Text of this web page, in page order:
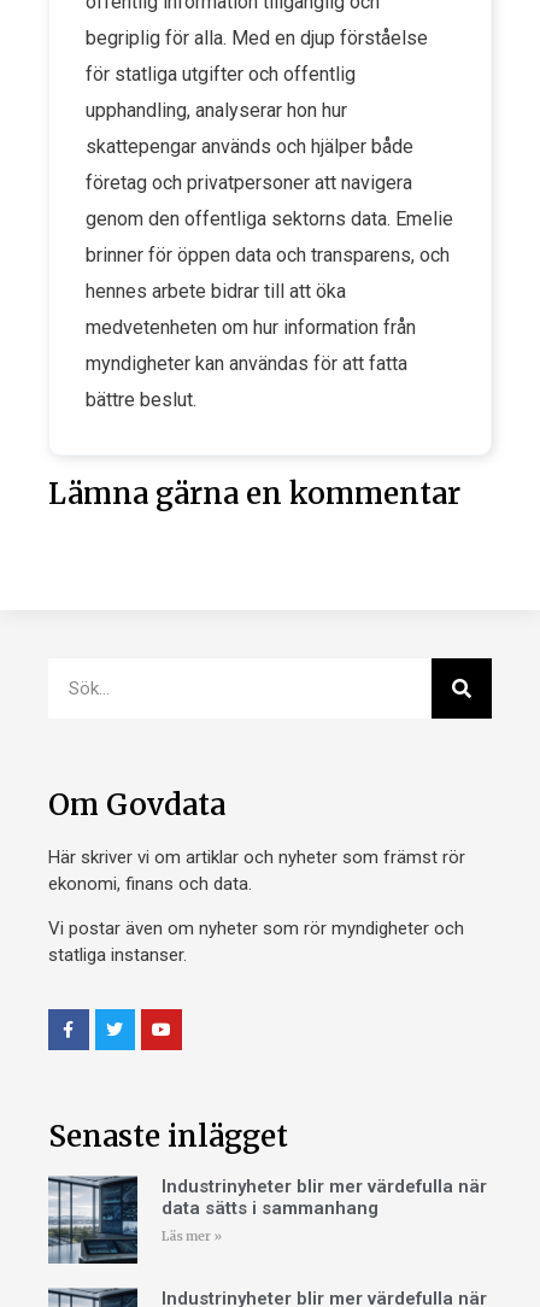
begriplig för alla. Med en djup förståelse
för statliga utgifter och offentlig
upphandling, analyserar hon hur
skattepengar används och hjälper både
företag och privatpersoner att navigera
genom den offentliga sektorns data. Emelie
brinner för öppen data och transparens, och
hennes arbete bidrar till att öka
medvetenheten om hur information från
myndigheter kan användas för att fatta
bättre beslut.
Lämna gärna en kommentar
Om Govdata
Här skriver vi om artiklar och nyheter som främst rör
ekonomi, finans och data.
Vi postar även om nyheter som rör myndigheter och
statliga instanser.
Senaste inlägget
Industrinyheter blir mer värdefulla när
data sätts i sammanhang
Läs mer »
Industrinyheter blir mer värdefulla när